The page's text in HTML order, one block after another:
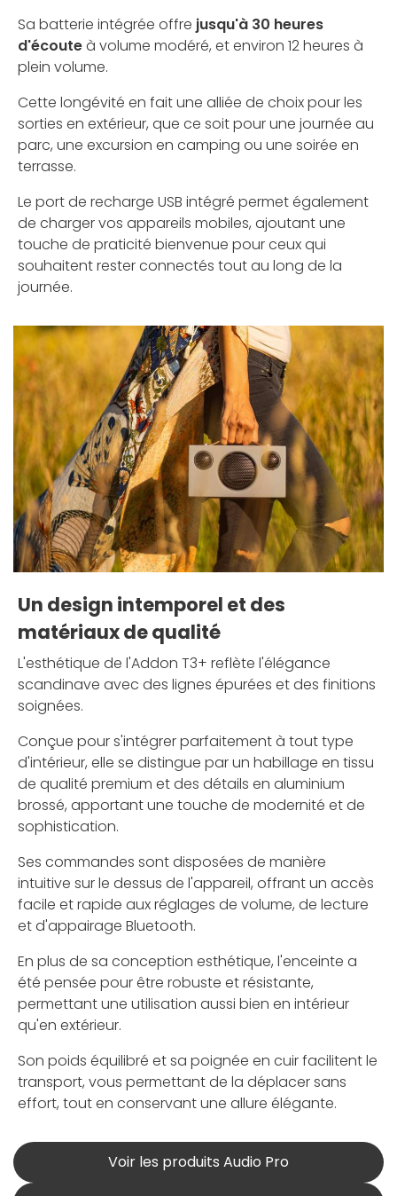
Sa batterie intégrée offre jusqu'à 30 heures
d'écouteà volume modéré, et environ 12 heures à
plein volume.
Cette longévité en fait une alliée de choix pour les
sorties en extérieur, que ce soit pour une journée au
parc, une excursion en camping ou une soirée en
terrasse.
Le port de recharge USB intégré permet également
de charger vos appareils mobiles, ajoutant une
touche de praticité bienvenue pour ceux qui
souhaitent rester connectés tout au long de la
journée.
Un design intemporel et des
matériaux de qualité
L'esthétique de l'Addon T3+ reflète l'élégance
scandinave avec des lignes épurées et des finitions
soignées.
Conçue pour s'intégrer parfaitement à tout type
d'intérieur, elle se distingue par un habillage en tissu
de qualité premium et des détails en aluminium
brossé, apportant une touche de modernité et de
sophistication.
Ses commandes sont disposées de manière
intuitive sur le dessus de l'appareil, offrant un accès
facile et rapide aux réglages de volume, de lecture
et d'appairage Bluetooth.
En plus de sa conception esthétique, l'enceinte a
été pensée pour être robuste et résistante,
permettant une utilisation aussi bien en intérieur
qu'en extérieur.
Son poids équilibré et sa poignée en cuir facilitent le
transport, vous permettant de la déplacer sans
effort, tout en conservant une allure élégante.
Voir les produits Audio Pro